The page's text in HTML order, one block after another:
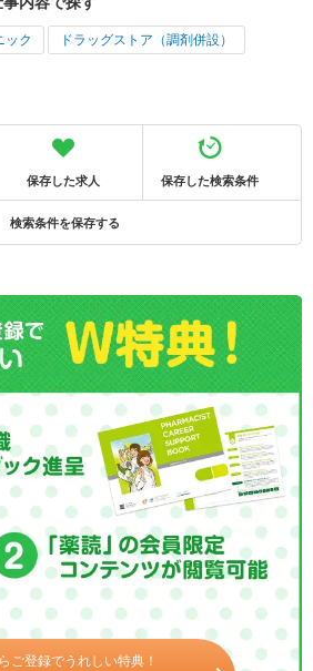
ック ドラッグストア（調剤併設）
保存した求人 保存した検索条件
検索条件を保存する
ご登録でうれしい特典！